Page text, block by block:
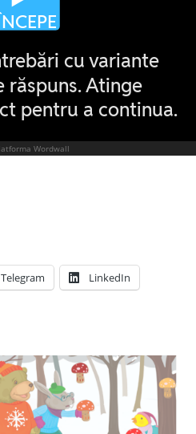
Telegram LinkedIn